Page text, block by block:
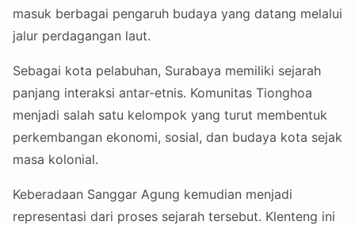
masuk berbagai pengaruh budaya yang datang melalui
jalur perdagangan laut.
Sebagai kota pelabuhan, Surabaya memiliki sejarah
panjang interaksi antar-etnis. Komunitas Tionghoa
menjadi salah satu kelompok yang turut membentuk
perkembangan ekonomi, sosial, dan budaya kota sejak
masa kolonial.
Keberadaan Sanggar Agung kemudian menjadi
representasi dari proses sejarah tersebut. Klenteng ini